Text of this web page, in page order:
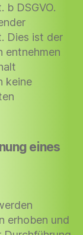
b DSGVO.
Dies ist der
entnehmen
keine
eines
erhoben und